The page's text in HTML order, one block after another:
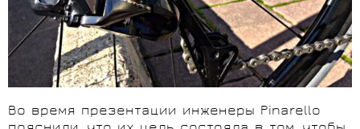
Во время презентации инженеры Pinarello